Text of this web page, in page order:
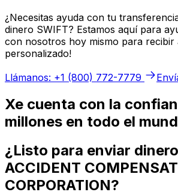
¿Necesitas ayuda con tu
dinero SWIFT? Estamos aquí para
con nosotros hoy mismo para recibir
personalizado!
Llámanos: +1 (800) 772-7779
Xe cuenta con la
millones en todo el
¿Listo para enviar
ACCIDENT
CORPORATION?